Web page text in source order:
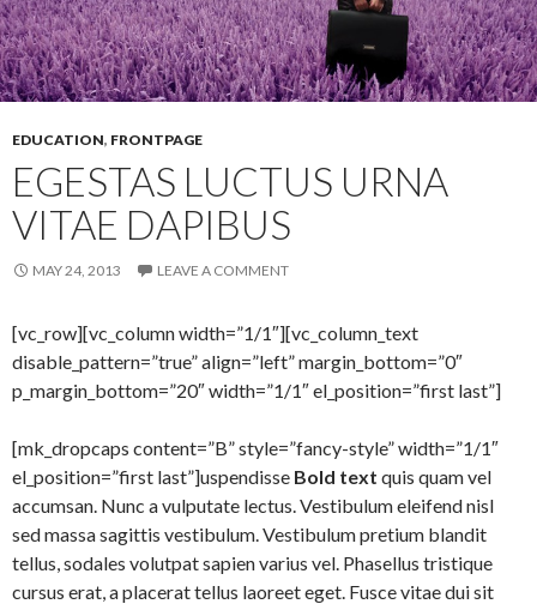
EDUCATION, FRONTPAGE
EGESTAS LUCTUS URNA
VITAE DAPIBUS
MAY 24, 2013 LEAVE A COMMENT
[vc_row][vc_column width=”1/1″][vc_column_text
disable_pattern=”true” align=”left” margin_bottom=”0″
p_margin_bottom=”20″ width=”1/1″ el_position=”first last”]
[mk_dropcaps content=”B” style=”fancy-style” width=”1/1″
el_position=”first last”]uspendisse Bold text quis quam vel
accumsan. Nunc a vulputate lectus. Vestibulum eleifend nisl
sed massa sagittis vestibulum. Vestibulum pretium blandit
tellus, sodales volutpat sapien varius vel. Phasellus tristique
cursus erat, a placerat tellus laoreet eget. Fusce vitae dui sit